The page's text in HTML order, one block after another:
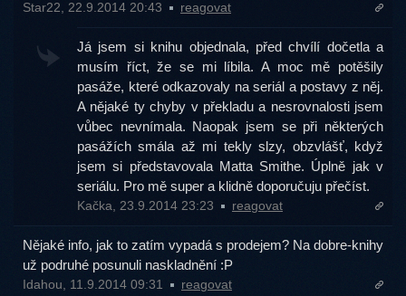
Star22, 22.9.2014 20:43 reagovat
Já jsem si knihu objednala, před chvílí dočetla a
musím říct, že se mi líbila. A moc mě potěšily
pasáže, které odkazovaly na seriál a postavy z něj.
A nějaké ty chyby v překladu a nesrovnalosti jsem
vůbec nevnímala. Naopak jsem se při některých
pasážích smála až mi tekly slzy, obzvlášť, když
jsem si představovala Matta Smithe. Úplně jak v
seriálu. Pro mě super a klidně doporučuju přečíst.
Kačka, 23.9.2014 23:23 reagovat
Nějaké info, jak to zatím vypadá s prodejem? Na dobre-knihy
už podruhé posunuli naskladnění :P
Idahou, 11.9.2014 09:31 reagovat